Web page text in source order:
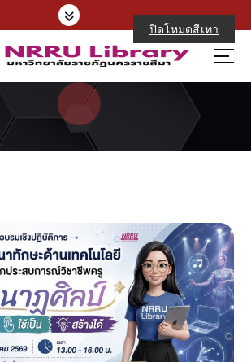
ปิดโหมดสีเทา